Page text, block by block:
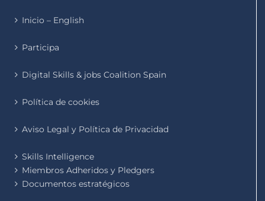
Inicio – English
Participa
Digital Skills & jobs Coalition Spain
Política de cookies
Aviso Legal y Política de Privacidad
Skills Intelligence
Miembros Adheridos y Pledgers
Documentos estratégicos